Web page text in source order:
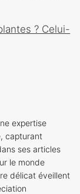
? Celui-
expertise
capturant
ses articles
le monde
délicat éveillent